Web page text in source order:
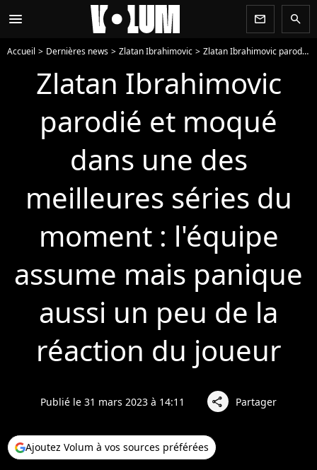
menu newsletter search
Accueil Dernières news Zlatan Ibrahimovic Zlatan Ibrahimovic parodié et moqué dans une des meilleures séries du moment : l'équipe assume mais panique aussi un peu de la réaction du joueur
Zlatan Ibrahimovic
parodié et moqué
dans une des
meilleures séries du
moment : l'équipe
assume mais panique
aussi un peu de la
réaction du joueur
Publié le 31 mars 2023 à 14:11 share Partager
Ajoutez Volum à vos sources préférées